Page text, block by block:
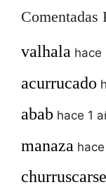
Comentadas
valhala hace
acurrucado
abab hace 1
manaza
churruscarse